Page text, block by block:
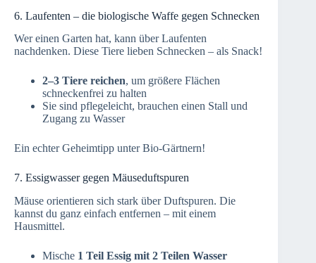
6. Laufenten – die biologische Waffe gegen Schnecken
Wer einen Garten hat, kann über Laufenten
nachdenken. Diese Tiere lieben Schnecken – als Snack!
2–3 Tiere reichen, um größere Flächen
schneckenfrei zu halten
Sie sind pflegeleicht, brauchen einen Stall und
Zugang zu Wasser
Ein echter Geheimtipp unter Bio-Gärtnern!
7. Essigwasser gegen Mäuseduftspuren
Mäuse orientieren sich stark über Duftspuren. Die
kannst du ganz einfach entfernen – mit einem
Hausmittel.
Mische 1 Teil Essig mit 2 Teilen Wasser